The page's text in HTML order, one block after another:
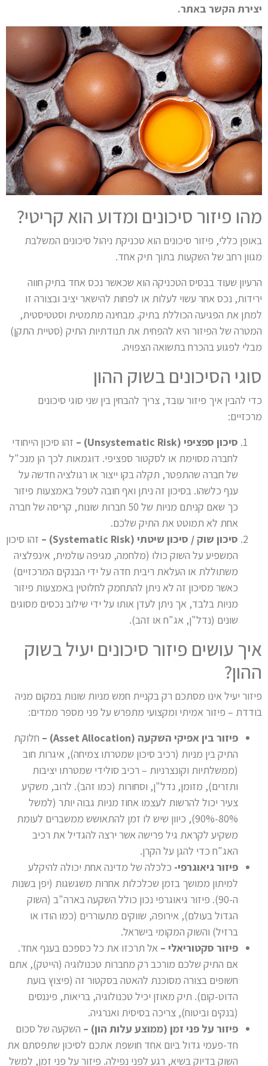
יצירת הקשר באתר.
מהו פיזור סיכונים ומדוע הוא קריטי?
באופן כללי, פיזור סיכונים הוא טכניקת ניהול סיכונים המשלבת
מגוון רחב של השקעות בתוך תיק אחד.
הרעיון שעוד בבסיס הטכניקה הוא שכאשר נכס אחד בתיק חווה
ירידות, נכס אחר עשוי לעלות או לפחות להישאר יציב ובצורה זו
למתן את הפגיעה הכוללת בתיק. מבחינה מתמטית וסטטיסטית,
המטרה של הפיזור היא להפחית את תנודתיות התיק (סטיית התקן)
מבלי לפגוע בהכרח בתשואה הצפויה.
סוגי הסיכונים בשוק ההון
כדי להבין איך פיזור עובד, צריך להבחין בין שני סוגי סיכונים
מרכזיים:
סיכון ספציפי (Unsystematic Risk
) – זהו סיכון הייחודי
לחברה מסוימת או לסקטור ספציפי. דוגמאות לכך הן מנכ"ל
של חברה שהתפטר, תקלה בקו ייצור או רגולציה חדשה על
ענף כלשהו. בסיכון זה ניתן ואף חובה לטפל באמצעות פיזור
כך שאם קניתם מניות של 50 חברות שונות, קריסה של חברה
אחת לא תמוטט את התיק שלכם.
סיכון שוק / סיכון שיטתי (Systematic Risk
) – זהו סיכון
המשפיע על השוק כולו (מלחמה, מגיפה עולמית, אינפלציה
משתוללת או העלאת ריבית חדה על ידי הבנקים המרכזיים)
כאשר מסיכון זה לא ניתן להתחמק לחלוטין באמצעות פיזור
מניות בלבד, אך ניתן לעדן אותו על ידי שילוב נכסים מסוגים
שונים (נדל"ן, אג"ח או זהב).
איך עושים פיזור סיכונים יעיל בשוק
ההון?
פיזור יעיל אינו מסתכם רק בקניית חמש מניות שונות במקום מניה
בודדת – פיזור אמיתי ומקצועי מתפרש על פני מספר ממדים:
פיזור בין אפיקי השקעה (Asset Allocation
) – חלוקת
התיק בין מניות (רכיב סיכון שמטרתו צמיחה), איגרות חוב
(ממשלתיות וקונצרניות – רכיב סולידי שמטרתו יציבות
ותזרים), מזומן, נדל"ן, וסחורות (כמו זהב). לרוב, משקיע
צעיר יכול להרשות לעצמו אחוז מניות גבוה יותר (למשל
80%-90%), כיוון שיש לו זמן להתאושש ממשברים לעומת
משקיע לקראת גיל פרישה אשר ירצה להגדיל את רכיב
האג"ח כדי להגן על הקרן.
פיזור גיאוגרפי- כלכלה של מדינה אחת יכולה להיקלע
למיתון ממושך בזמן שכלכלות אחרות משגשגות (יפן בשנות
ה-90). פיזור גיאוגרפי נכון כולל השקעה בארה"ב (השוק
הגדול בעולם), אירופה, שווקים מתעוררים (כמו הודו או
ברזיל) והשוק המקומי בישראל.
פיזור סקטוריאלי – אל תרכזו את כל כספכם בענף אחד.
אם התיק שלכם מורכב רק מחברות טכנולוגיה (הייטק), אתם
חשופים בצורה מסוכנת להאטה בסקטור זה (פיצוץ בועת
הדוט-קום). תיק מאוזן יכיל טכנולוגיה, בריאות, פיננסים
(בנקים וביטוח), צריכה בסיסית ואנרגיה.
פיזור על פני זמן (ממוצע עלות הון) – השקעה של סכום
חד-פעמי גדול ביום אחד חושפת אתכם לסיכון שתפסתם את
השוק בדיוק בשיא, רגע לפני נפילה. פיזור על פני זמן, למשל